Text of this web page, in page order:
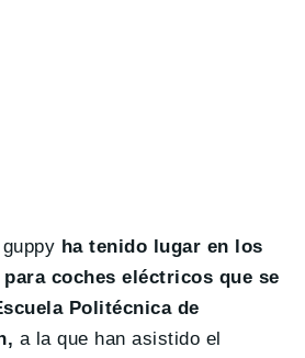
ha tenido lugar en los
coches eléctricos que se
Politécnica de
a la que han asistido el